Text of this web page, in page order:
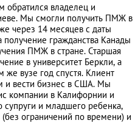
обратился владелец и
Мы смогли получить ПМЖ в
через 14 месяцев с даты
гражданства Канады
ПМЖ в стране. Старшая
в университет Беркли, а
вузе год спустя. Клиент
и вести бизнес в США. Мы
компании в Калифорнии и
супруги и младшего ребенка,
ограничений по времени) и